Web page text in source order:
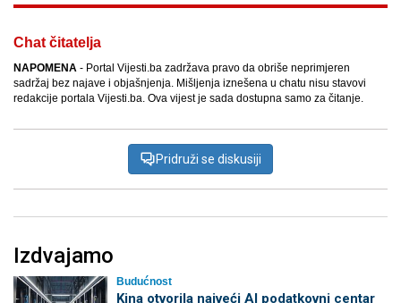
Chat čitatelja
NAPOMENA - Portal Vijesti.ba zadržava pravo da obriše neprimjeren
sadržaj bez najave i objašnjenja. Mišljenja iznešena u chatu nisu stavovi
redakcije portala Vijesti.ba. Ova vijest je sada dostupna samo za čitanje.
Pridruži se diskusiji
Izdvajamo
Budućnost
Kina otvorila najveći AI podatkovni centar